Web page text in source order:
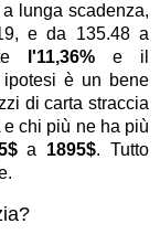
lunga scadenza,
e da 135.48 a
l'11,36% e il
è un bene
di carta straccia
chi più ne ha più
a 1895$. Tutto